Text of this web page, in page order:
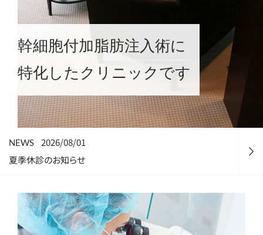
幹細胞付加脂肪注入術に
特化したクリニックです
NEWS
2026/08/01
夏季休診のお知らせ